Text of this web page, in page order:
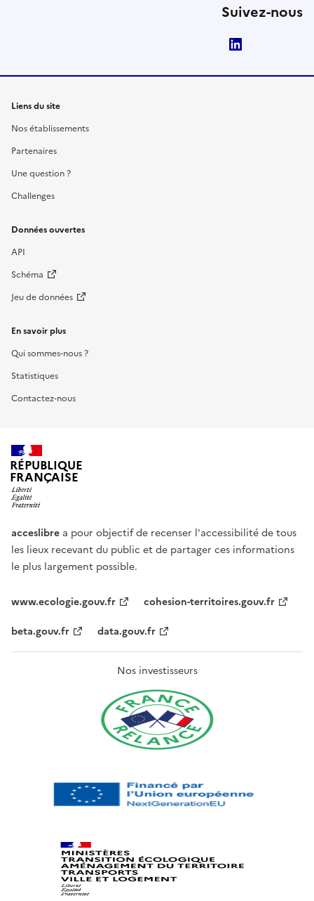
Suivez-nous
Liens du site
Nos établissements
Partenaires
Une question ?
Challenges
Données ouvertes
API
Schéma
Jeu de données
En savoir plus
Qui sommes-nous ?
Statistiques
Contactez-nous
RÉPUBLIQUE
FRANÇAISE
acceslibre a pour objectif de recenser l'accessibilité de tous
les lieux recevant du public et de partager ces informations
le plus largement possible.
www.ecologie.gouv.fr
cohesion-territoires.gouv.fr
beta.gouv.fr
data.gouv.fr
Nos investisseurs